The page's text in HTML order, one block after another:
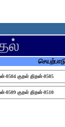
0504 குறள் திறன்-0505
0509 குறள் திறன்-0510